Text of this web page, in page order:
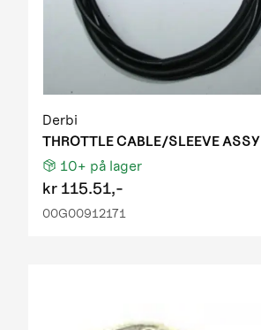
Derbi
THROTTLE CABLE/SLEEVE ASSY
10+ på lager
kr 115.51,-
00G00912171